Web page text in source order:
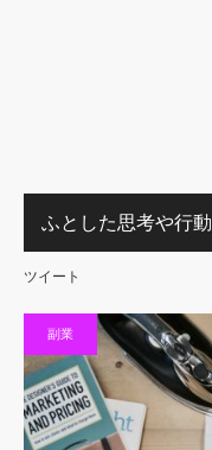
ふとした思考や行動
ツイート
副業